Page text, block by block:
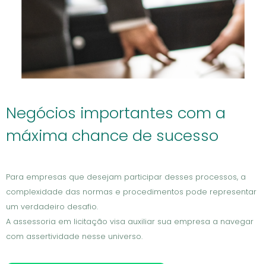
Negócios importantes com a
máxima chance de sucesso
Para empresas que desejam participar desses processos, a
complexidade das normas e procedimentos pode representar
um verdadeiro desafio.
A assessoria em licitação visa auxiliar sua empresa a navegar
com assertividade nesse universo.